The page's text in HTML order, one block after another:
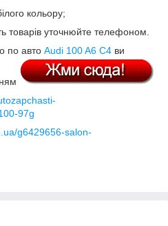
кольору;
товарів уточнюйте телефоном.
по авто Audi 100 A6 C4 ви
97g
g6429656-salon-